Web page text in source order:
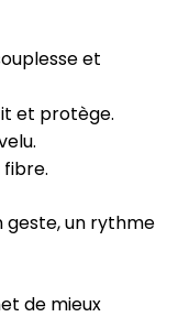
et
et protège.
geste, un rythme
de mieux